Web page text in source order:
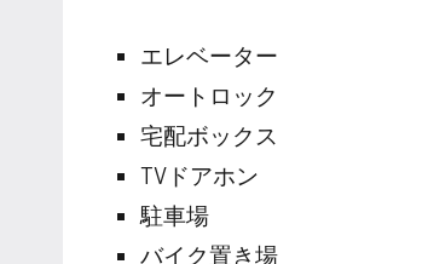
エレベーター
オートロック
宅配ボックス
TVドアホン
駐車場
バイク置き場